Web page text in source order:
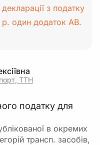
з податку
один додаток АВ.
ТТН
податку для
в окремих
трансп. засобів,